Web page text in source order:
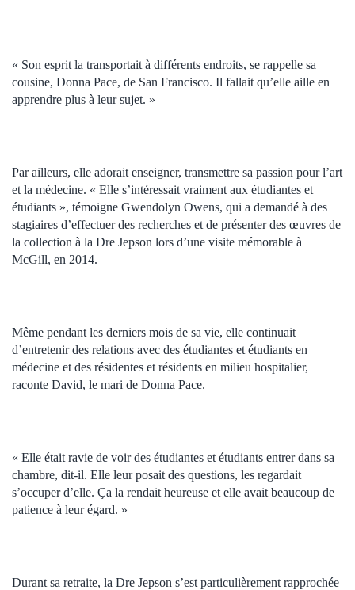
« Son esprit la transportait à différents endroits, se rappelle sa
cousine, Donna Pace, de San Francisco. Il fallait qu’elle aille en
apprendre plus à leur sujet. »
Par ailleurs, elle adorait enseigner, transmettre sa passion pour l’art
et la médecine. « Elle s’intéressait vraiment aux étudiantes et
étudiants », témoigne Gwendolyn Owens, qui a demandé à des
stagiaires d’effectuer des recherches et de présenter des œuvres de
la collection à la Dre Jepson lors d’une visite mémorable à
McGill, en 2014.
Même pendant les derniers mois de sa vie, elle continuait
d’entretenir des relations avec des étudiantes et étudiants en
médecine et des résidentes et résidents en milieu hospitalier,
raconte David, le mari de Donna Pace.
« Elle était ravie de voir des étudiantes et étudiants entrer dans sa
chambre, dit-il. Elle leur posait des questions, les regardait
s’occuper d’elle. Ça la rendait heureuse et elle avait beaucoup de
patience à leur égard. »
Durant sa retraite, la Dre Jepson s’est particulièrement rapprochée